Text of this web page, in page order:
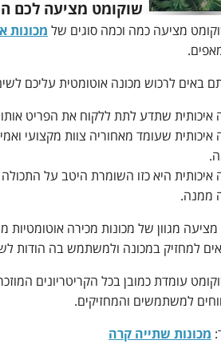
שוקומט מציעה לכם
מציעה כמה וכמה סוגים של מכונות
באים לרכוש מכונה אוטומטית עליכם
איכותית שתדע לתת ללקוח את הפריט
איכותית שעומד מאחוריה צוות מקצועי
איכותית היא כזו השומרת היטב על
ממנה.
מציעה מגוון של מכונות מכירה
למחזיק במכונה ולמשתמש בה הודות
עומדת כמובן בכל הקריטריונים
למשתמשים והמחזיקים.
מכונות שתייה קרה